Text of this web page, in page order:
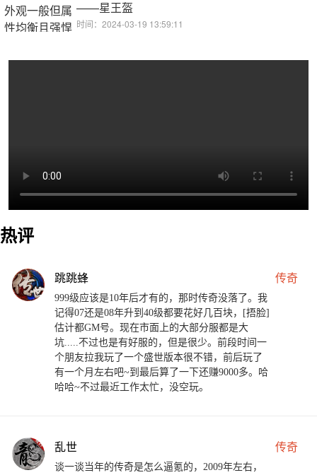
——星王盔
时间：2024-03-19 13:59:11
热评
跳跳蜂 传奇
999级应该是10年后才有的，那时传奇没落了。我
记得07还是08年升到40级都要花好几百块，[捂脸]
估计都GM号。现在市面上的大部分服都是大
坑.....不过也是有好服的，但是很少。前段时间一
个朋友拉我玩了一个盛世版本很不错，前后玩了
有一个月左右吧~到最后算了一下还赚9000多。哈
哈哈~不过最近工作太忙，没空玩。
乱世 传奇
谈一谈当年的传奇是怎么逼氪的，2009年左右，